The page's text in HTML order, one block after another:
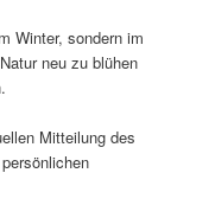
Winter, sondern im
neu zu blühen
Mitteilung des